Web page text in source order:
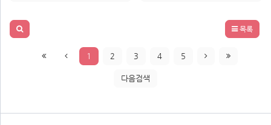
목록
1 2 3 4 5
다음검색